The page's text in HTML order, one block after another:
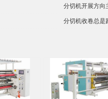
分切机开展方向
分切机收卷总是